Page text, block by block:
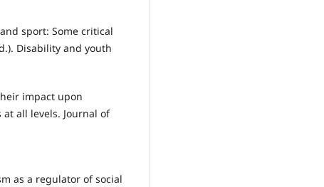
sport: Some critical
Disability and youth
impact upon
all levels. Journal of
as a regulator of social